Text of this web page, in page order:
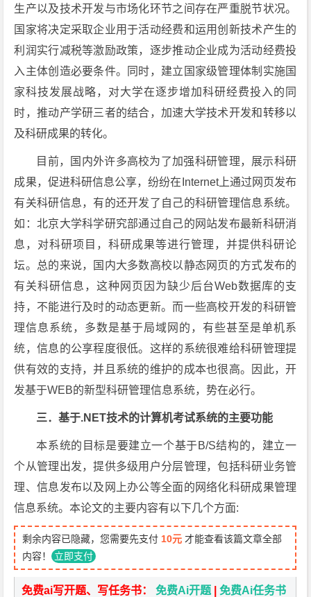
生产以及技术开发与市场化环节之间存在严重脱节状况。
国家将决定采取企业用于活动经费和运用创新技术产生的
利润实行减税等激励政策，逐步推动企业成为活动经费投
入主体创造必要条件。同时，建立国家级管理体制实施国
家科技发展战略，对大学在逐步增加科研经费投入的同
时，推动产学研三者的结合，加速大学技术开发和转移以
及科研成果的转化。
目前，国内外许多高校为了加强科研管理，展示科研
成果，促进科研信息公享，纷纷在Internet上通过网页发布
有关科研信息，有的还开发了自己的科研管理信息系统。
如：北京大学科学研究部通过自己的网站发布最新科研消
息，对科研项目，科研成果等进行管理，并提供科研论
坛。总的来说，国内大多数高校以静态网页的方式发布的
有关科研信息，这种网页因为缺少后台Web数据库的支
持，不能进行及时的动态更新。而一些高校开发的科研管
理信息系统，多数是基于局域网的，有些甚至是单机系
统，信息的公享程度很低。这样的系统很难给科研管理提
供有效的支持，并且系统的维护的成本也很高。因此，开
发基于WEB的新型科研管理信息系统，势在必行。
三．基于.NET技术的计算机考试系统的主要功能
本系统的目标是要建立一个基于B/S结构的，建立一
个从管理出发，提供多级用户分层管理，包括科研业务管
理、信息发布以及网上办公等全面的网络化科研成果管理
信息系统。本论文的主要内容有以下几个方面:
剩余内容已隐藏，您需要先支付 10元 才能查看该篇文章全部
内容！ 立即支付
免费ai写开题、写任务书：免费Ai开题 |免费Ai任务书